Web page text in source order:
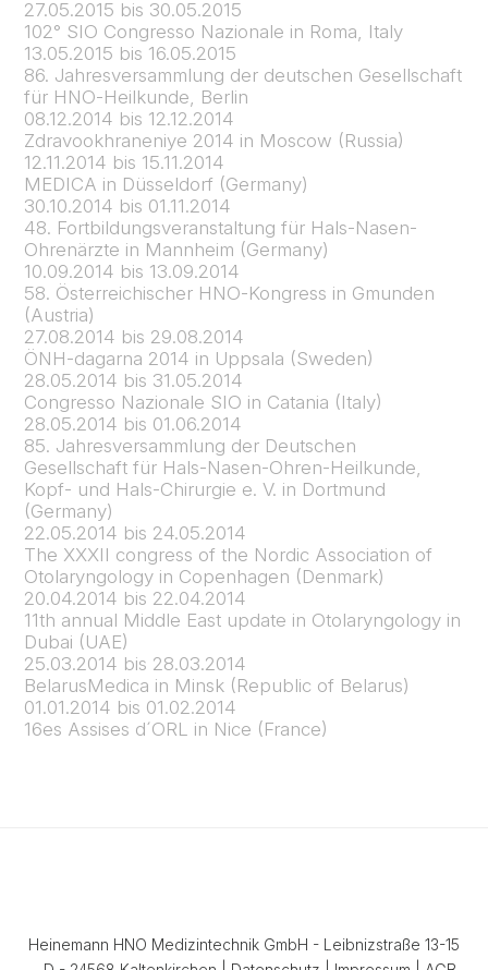
27.05.2015 bis 30.05.2015
102° SIO Congresso Nazionale in Roma, Italy
13.05.2015 bis 16.05.2015
86. Jahresversammlung der deutschen Gesellschaft
für HNO-Heilkunde, Berlin
08.12.2014 bis 12.12.2014
Zdravookhraneniye 2014 in Moscow (Russia)
12.11.2014 bis 15.11.2014
MEDICA in Düsseldorf (Germany)
30.10.2014 bis 01.11.2014
48. Fortbildungsveranstaltung für Hals-Nasen-
Ohrenärzte in Mannheim (Germany)
10.09.2014 bis 13.09.2014
58. Österreichischer HNO-Kongress in Gmunden
(Austria)
27.08.2014 bis 29.08.2014
ÖNH-dagarna 2014 in Uppsala (Sweden)
28.05.2014 bis 31.05.2014
Congresso Nazionale SIO in Catania (Italy)
28.05.2014 bis 01.06.2014
85. Jahresversammlung der Deutschen
Gesellschaft für Hals-Nasen-Ohren-Heilkunde,
Kopf- und Hals-Chirurgie e. V. in Dortmund
(Germany)
22.05.2014 bis 24.05.2014
The XXXII congress of the Nordic Association of
Otolaryngology in Copenhagen (Denmark)
20.04.2014 bis 22.04.2014
11th annual Middle East update in Otolaryngology in
Dubai (UAE)
25.03.2014 bis 28.03.2014
BelarusMedica in Minsk (Republic of Belarus)
01.01.2014 bis 01.02.2014
16es Assises d´ORL in Nice (France)
Heinemann HNO Medizintechnik GmbH - Leibnizstraße 13-15